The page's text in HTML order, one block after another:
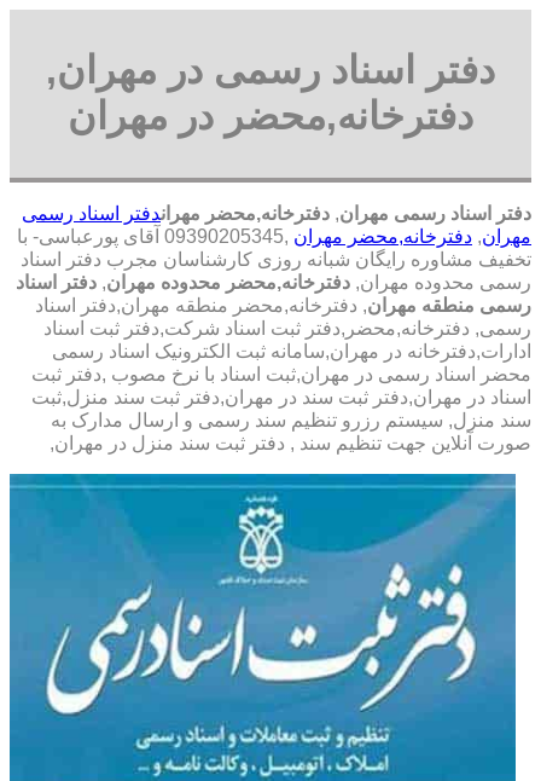
دفتر اسناد رسمی در مهران,
دفترخانه,محضر در مهران
دفتر اسناد رسمی مهران, دفترخانه,محضر مهراندفتر اسناد رسمی
مهران, دفترخانه,محضر مهران
,09390205345 آقای پورعباسی- با
تخفیف مشاوره رايگان شبانه روزی کارشناسان مجرب دفتر اسناد
رسمی محدوده مهران, دفترخانه,محضر محدوده مهران, دفتر اسناد
رسمی منطقه مهران, دفترخانه,محضر منطقه مهران,دفتر اسناد
رسمی, دفترخانه,محضر,دفتر ثبت اسناد شرکت,دفتر ثبت اسناد
ادارات,دفترخانه در مهران,سامانه ثبت الکترونیک اسناد رسمی
محضر اسناد رسمی در مهران,ثبت اسناد با نرخ مصوب ,دفتر ثبت
اسناد در مهران,دفتر ثبت سند در مهران,دفتر ثبت سند منزل,ثبت
سند منزل, سیستم رزرو تنظیم سند رسمی و ارسال مدارک به
صورت آنلاین جهت تنظیم سند , دفتر ثبت سند منزل در مهران,